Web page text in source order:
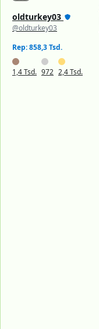
oldturkey03
@oldturkey03
Rep: 858,3 Tsd.
1,4 Tsd. 972 2,4 Tsd.